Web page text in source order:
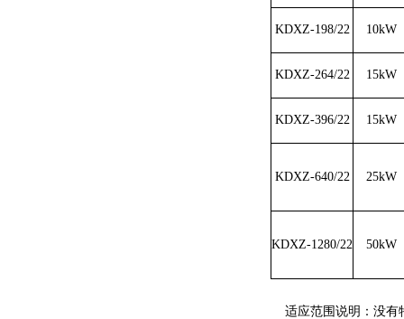
KDXZ-198/22 10kW
KDXZ-264/22 15kW
KDXZ-396/22 15kW
KDXZ-640/22 25kW
KDXZ-1280/22 50kW
适应范围说明：没有